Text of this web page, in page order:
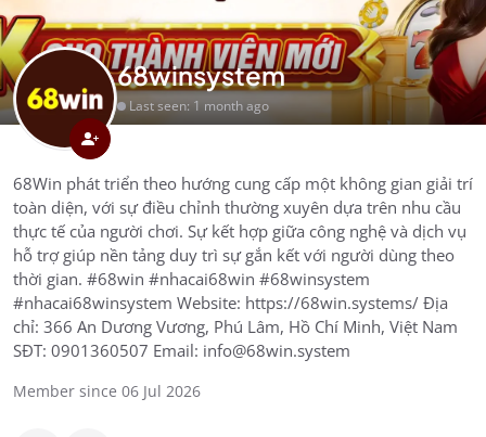
68winsystem
Last seen: 1 month ago
68Win phát triển theo hướng cung cấp một không gian giải trí
toàn diện, với sự điều chỉnh thường xuyên dựa trên nhu cầu
thực tế của người chơi. Sự kết hợp giữa công nghệ và dịch vụ
hỗ trợ giúp nền tảng duy trì sự gắn kết với người dùng theo
thời gian. #68win #nhacai68win #68winsystem
#nhacai68winsystem Website: https://68win.systems/ Địa
chỉ: 366 An Dương Vương, Phú Lâm, Hồ Chí Minh, Việt Nam
SĐT: 0901360507 Email: info@68win.system
Member since 06 Jul 2026